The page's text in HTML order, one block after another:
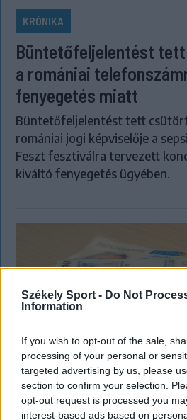
Székely Sport - Do Not
Information
If you wish to opt-out of the sale,
processing of your personal or
targeted advertising by us, please
section to confirm your selection.
opt-out request is processed you
interest-based ads based on
KRÓNIKA
Büntetőfeljelentést tett
a romániai
fenyegetés miatt
Büntetőfeljelentést tett
romániai jogi képviselője a
Feszt fesztiválra tervezett
kiváltó fenyegetés ügyében.
KRÓNIKA